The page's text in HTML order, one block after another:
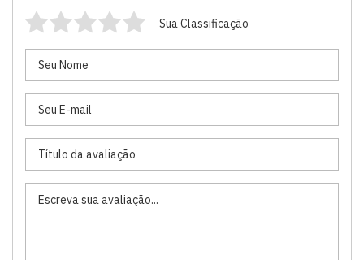
Sua Classificação